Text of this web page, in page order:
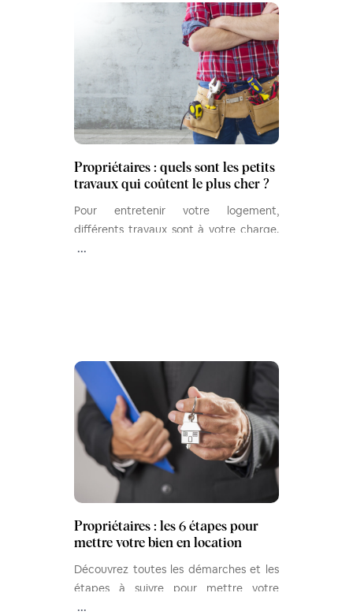
Propriétaires : quels sont les petits
travaux qui coûtent le plus cher ?
Pour entretenir votre logement,
différents travaux sont à votre charge.
Quels sont les pôles de dépense les plus
...
Propriétaires : les 6 étapes pour
mettre votre bien en location
Découvrez toutes les démarches et les
étapes à suivre pour mettre votre
maison ou votre appartement en
...